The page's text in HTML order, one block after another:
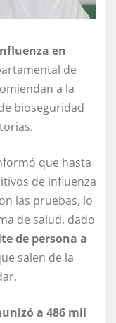
en
de
a la
bioseguridad
que hasta
de influenza
las pruebas, lo
de salud, dado
de persona a
salen de la
a 486 mil